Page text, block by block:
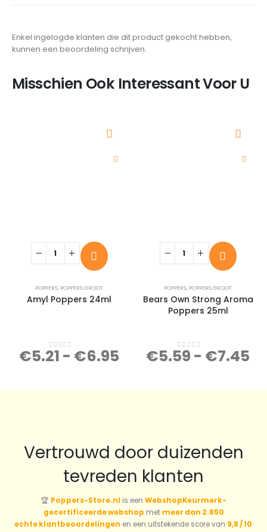
Enkel ingelogde klanten die dit product gekocht hebben,
kunnen een beoordeling schrijven.
Misschien Ook Interessant Voor U
POPPERS, POPPERS GROOT
Amyl Poppers 24ml
0out of 5
€5.21 - €6.95
POPPERS, POPPERS GROOT
Bears Own Strong Aroma
Poppers 25ml
0 out of 5
€5.59 - €7.45
Vertrouwd door duizenden
tevreden klanten
🏆 Poppers-Store.nl is een WebshopKeurmerk-
gecertificeerde webshop met meer dan 2.850
echte klantbeoordelingen en een uitstekende score van 9,8 / 10.